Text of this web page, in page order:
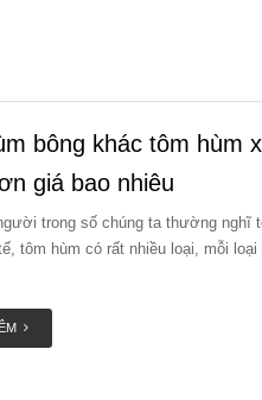
bông khác tôm hùm
giá bao nhiêu
trong số chúng ta thường nghĩ
tôm hùm có rất nhiều loại, mỗi loại